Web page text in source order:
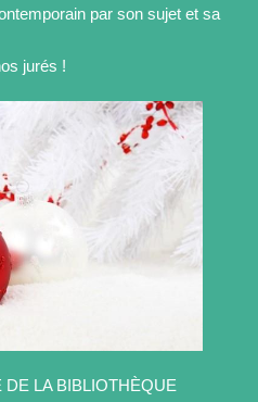
par son sujet et sa
jurés !
LA BIBLIOTHÈQUE